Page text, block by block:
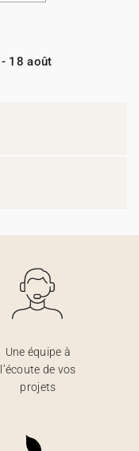
18 août
Une équipe à
l’écoute de vos
projets